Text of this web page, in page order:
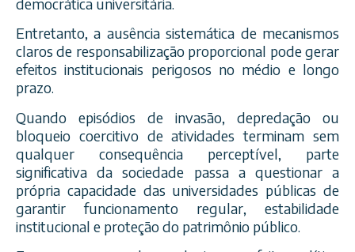
Entretanto, a ausência sistemática de mecanismos
claros de responsabilização proporcional pode gerar
efeitos institucionais perigosos no médio e longo
prazo.
Quando episódios de invasão, depredação ou
bloqueio coercitivo de atividades terminam sem
qualquer consequência perceptível, parte
significativa da sociedade passa a questionar a
própria capacidade das universidades públicas de
garantir funcionamento regular, estabilidade
institucional e proteção do patrimônio público.